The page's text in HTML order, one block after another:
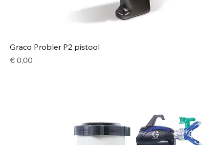
Graco Probler P2 pistool
Price
€ 0,00